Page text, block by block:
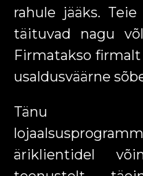
rahule jääks.
täituvad nagu
Firmatakso
usaldusväärne
Tänu
äriklientidel